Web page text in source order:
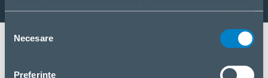
Partajăm informații despre modul în care utilizați pagina
publicitate și analiză. Dacă sunteți de acord cu acestea,
consimțământului
Necesare
Preferinţe